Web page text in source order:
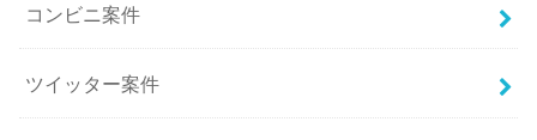
コンビニ案件
ツイッター案件